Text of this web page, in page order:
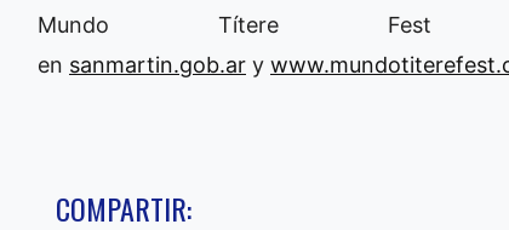
Mundo Títere Fest
en sanmartin.gob.ar y
COMPARTIR: